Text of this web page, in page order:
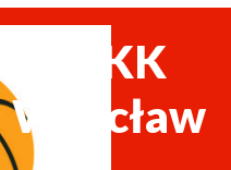
WKK
Wrocław